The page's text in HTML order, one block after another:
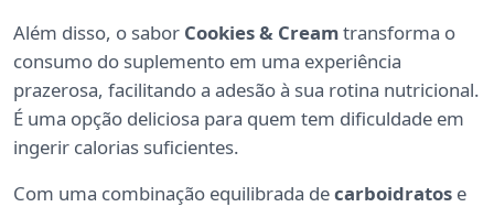
Além disso, o sabor Cookies & Creamtransforma o
consumo do suplemento em uma experiência
prazerosa, facilitando a adesão à sua rotina nutricional.
É uma opção deliciosa para quem tem dificuldade em
ingerir calorias suficientes.
Com uma combinação equilibrada decarboidratos e